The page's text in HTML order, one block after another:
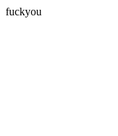
fuckyou